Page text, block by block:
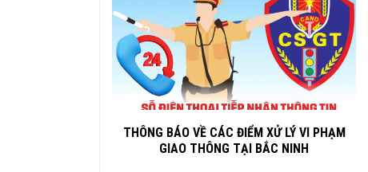
THÔNG BÁO VỀ CÁC ĐIỂM XỬ LÝ VI PHẠM
GIAO THÔNG TẠI BẮC NINH